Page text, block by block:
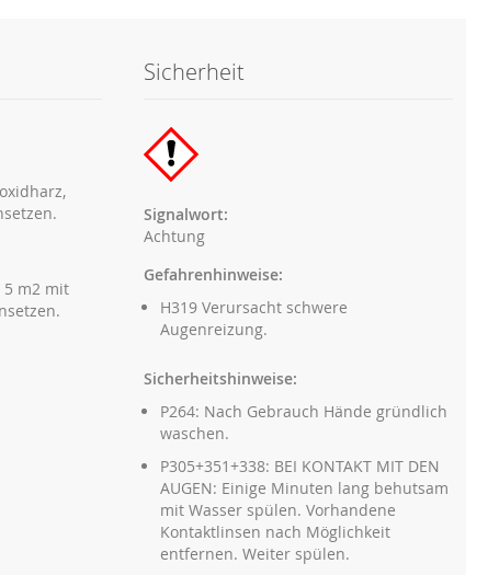
5 m2 mit
Sicherheit
Signalwort:
Achtung
Gefahrenhinweise:
H319 Verursacht schwere
Augenreizung.
Sicherheitshinweise:
P264: Nach Gebrauch Hände gründlich
waschen.
P305+351+338: BEI KONTAKT MIT DEN
AUGEN: Einige Minuten lang behutsam
mit Wasser spülen. Vorhandene
Kontaktlinsen nach Möglichkeit
entfernen. Weiter spülen.